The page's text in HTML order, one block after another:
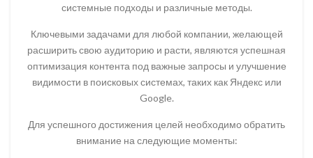
системные подходы и различные методы.
Ключевыми задачами для любой компании, желающей
расширить свою аудиторию и расти, являются успешная
оптимизация контента под важные запросы и улучшение
видимости в поисковых системах, таких как Яндекс или
Google.
Для успешного достижения целей необходимо обратить
внимание на следующие моменты: